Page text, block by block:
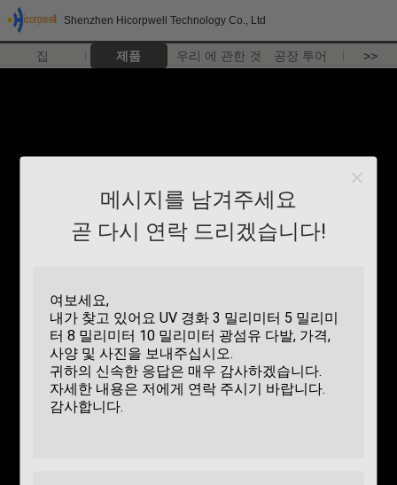
Shenzhen Hicorpwell Technology Co., Ltd
집 제품 우리 에 관한 것 공장 투어 >>
메시지를 남겨주세요
곧 다시 연락 드리겠습니다!